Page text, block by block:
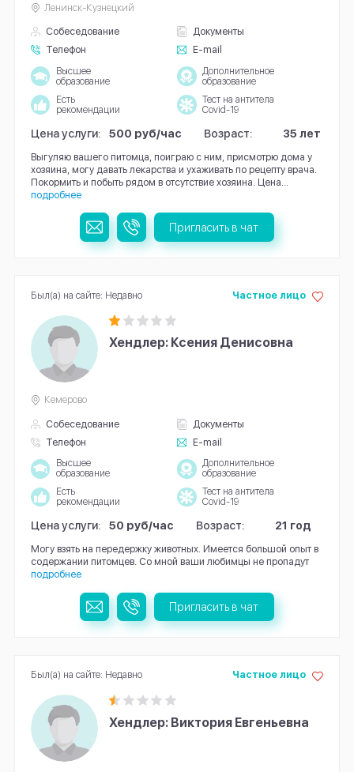
Собеседование
Документы
Телефон
E-mail
Ленинск-Кузнецкий
Высшее
образование
Дополнительное
образование
Есть
рекомендации
Тест на антитела
Covid-19
Цена услуги: 500 руб/час Возраст: 35 лет
Выгуляю вашего питомца, поиграю с ним, присмотрю дома у
хозяина, могу давать лекарства и ухаживать по рецепту врача.
Покормить и побыть рядом в отсутствие хозяина. Цена...
подробнее
Пригласить в чат
Хендлер: Ксения Денисовна
Собеседование
Документы
Телефон
E-mail
Частное лицо
Кемерово
Высшее
образование
Дополнительное
образование
Есть
рекомендации
Тест на антитела
Covid-19
Цена услуги: 50 руб/час Возраст: 21 год
Могу взять на передержку животных. Имеется большой опыт в
содержании питомцев. Со мной ваши любимцы не пропадут
подробнее
Был(а) на сайте: Недавно
Пригласить в чат
Хендлер: Виктория Евгеньевна
Частное лицо
Был(а) на сайте: Недавно